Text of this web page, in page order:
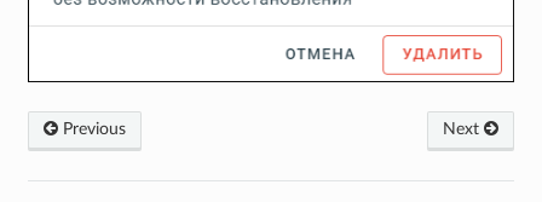
Previous Next